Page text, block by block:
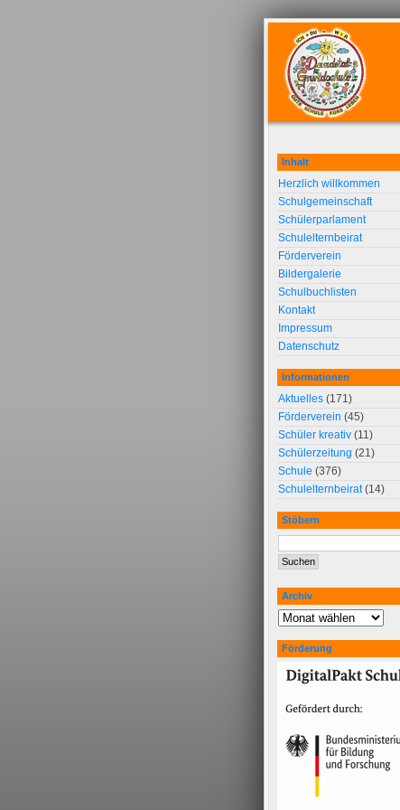
Inhalt
Herzlich willkommen
Schulgemeinschaft
Schülerparlament
Schulelternbeirat
Förderverein
Bildergalerie
Schulbuchlisten
Kontakt
Impressum
Datenschutz
Informationen
Aktuelles (171)
Förderverein (45)
Schüler kreativ (11)
Schülerzeitung (21)
Schule (376)
Schulelternbeirat(14)
Stöbern
Archiv
Förderung